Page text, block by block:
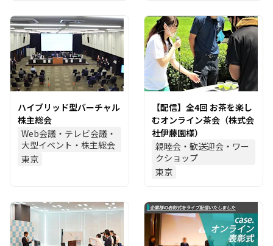
ハイブリッド型バーチャル
株主総会
Web会議・テレビ会議・
大型イベント・株主総会
東京
【配信】全4回 お茶を楽し
むオンライン茶会（株式会
社伊藤園様）
親睦会・歓送迎会・ワー
クショップ
東京